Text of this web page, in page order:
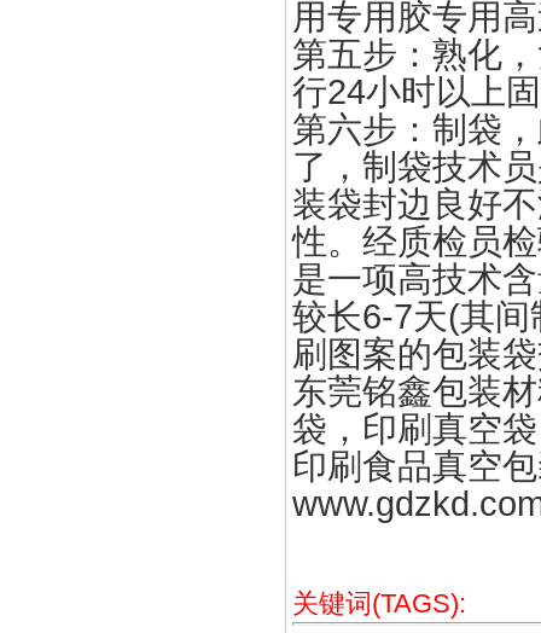
用专用胶专用
第五步：熟化
行24小时以上
第六步：制袋
了，制袋技术
装袋封边良好
性。经质检员
是一项高技术
较长6-7天(其
刷图案的包装
东莞铭鑫包装
袋，印刷真空
印刷食品真空
关键词(TAGS):